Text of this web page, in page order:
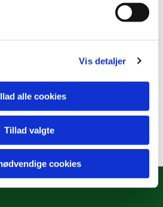
Vis detaljer
alle cookies
Tillad valgte
cookies